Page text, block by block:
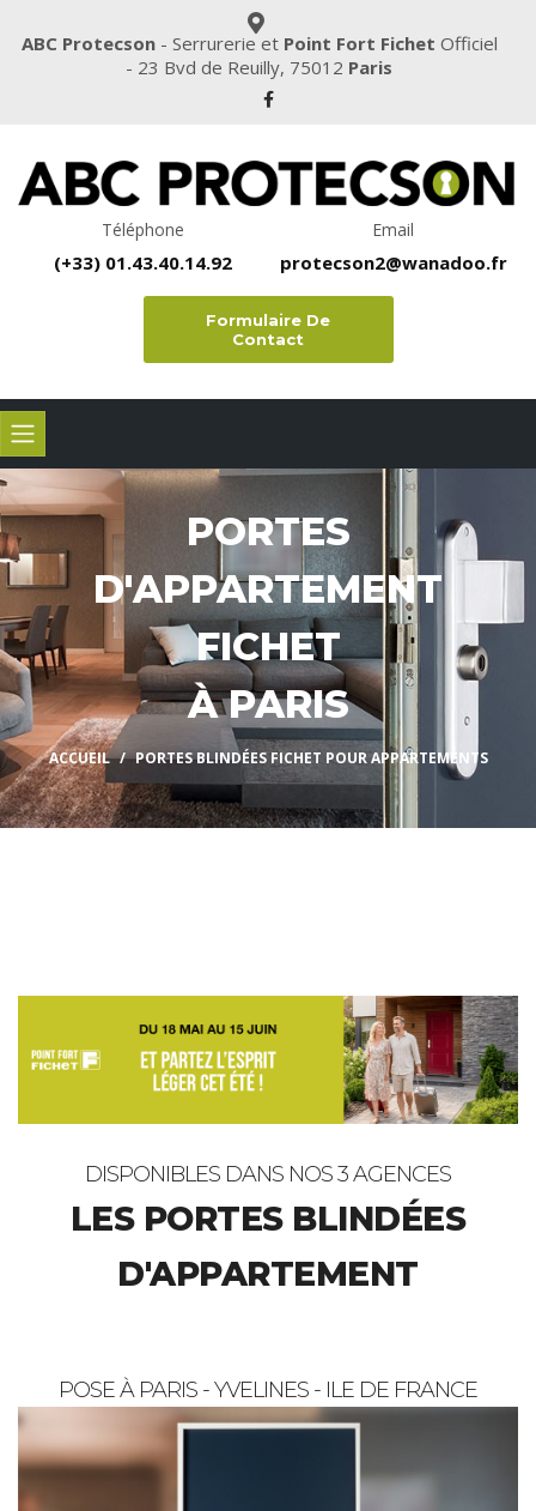
ABC Protecson- Serrurerie et Point Fort Fichet Officiel
- 23 Bvd de Reuilly, 75012 Paris
Téléphone
(+33) 01.43.40.14.92
Email
protecson2@wanadoo.fr
Formulaire De
Contact
PORTES
D'APPARTEMENT
FICHET
À PARIS
ACCUEIL PORTES BLINDÉES FICHET POUR APPARTEMENTS
DISPONIBLES DANS NOS 3 AGENCES
LES PORTES BLINDÉES
D'APPARTEMENT
POSE À PARIS - YVELINES - ILE DE FRANCE